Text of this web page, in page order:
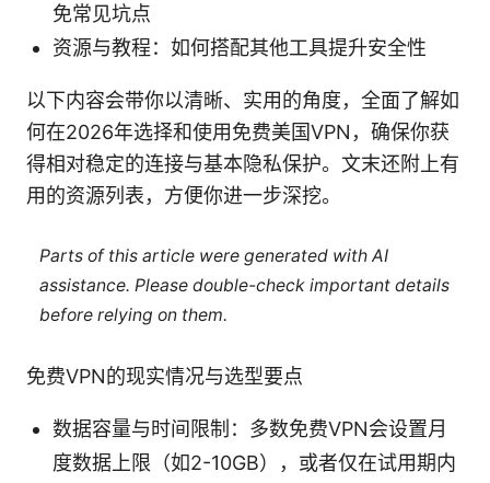
免常见坑点
资源与教程：如何搭配其他工具提升安全性
以下内容会带你以清晰、实用的角度，全面了解如
何在2026年选择和使用免费美国VPN，确保你获
得相对稳定的连接与基本隐私保护。文末还附上有
用的资源列表，方便你进一步深挖。
Parts of this article were generated with AI
assistance. Please double-check important details
before relying on them.
免费VPN的现实情况与选型要点
数据容量与时间限制：多数免费VPN会设置月
度数据上限（如2-10GB），或者仅在试用期内